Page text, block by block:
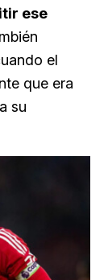
ese
el
que era
su